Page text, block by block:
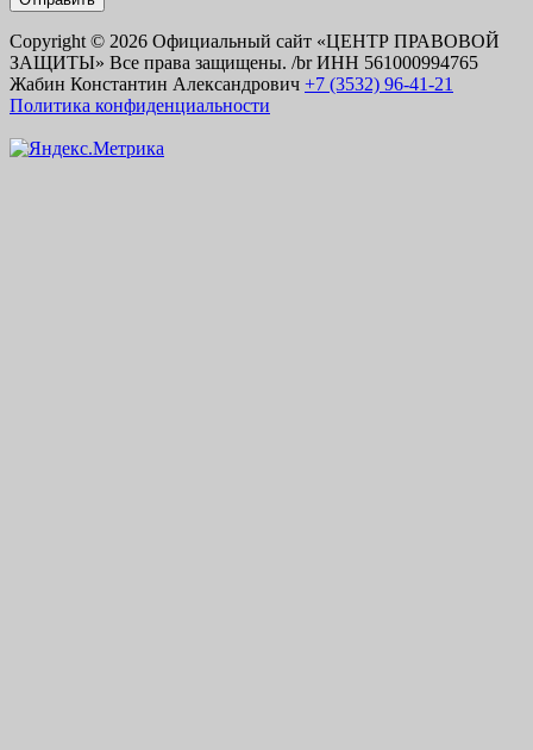
Copyright © 2026 Официальный сайт «ЦЕНТР ПРАВОВОЙ
ЗАЩИТЫ» Все права защищены. /br ИНН 561000994765
Жабин Константин Александрович +7 (3532) 96-41-21
Политика конфиденциальности